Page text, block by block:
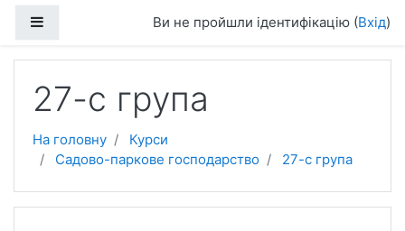
Ви не пройшли ідентифікацію (Вхід)
27-с група
На головну
Курси
Садово-паркове господарство
27-с група